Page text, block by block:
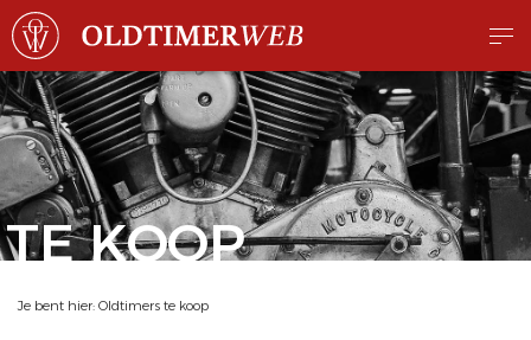
TE KOOP
Je bent hier: Oldtimers te koop